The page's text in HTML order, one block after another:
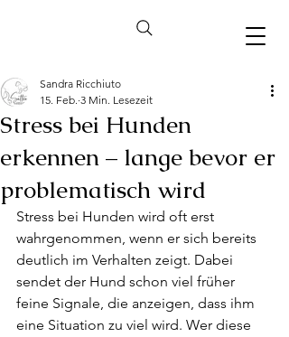
Stress bei Hunden
erkennen – lange bevor er
problematisch wird
Sandra Ricchiuto
15. Feb. 3 Min. Lesezeit
Stress bei Hunden wird oft erst
wahrgenommen, wenn er sich bereits
deutlich im Verhalten zeigt. Dabei
sendet der Hund schon viel früher
feine Signale, die anzeigen, dass ihm
eine Situation zu viel wird. Wer diese